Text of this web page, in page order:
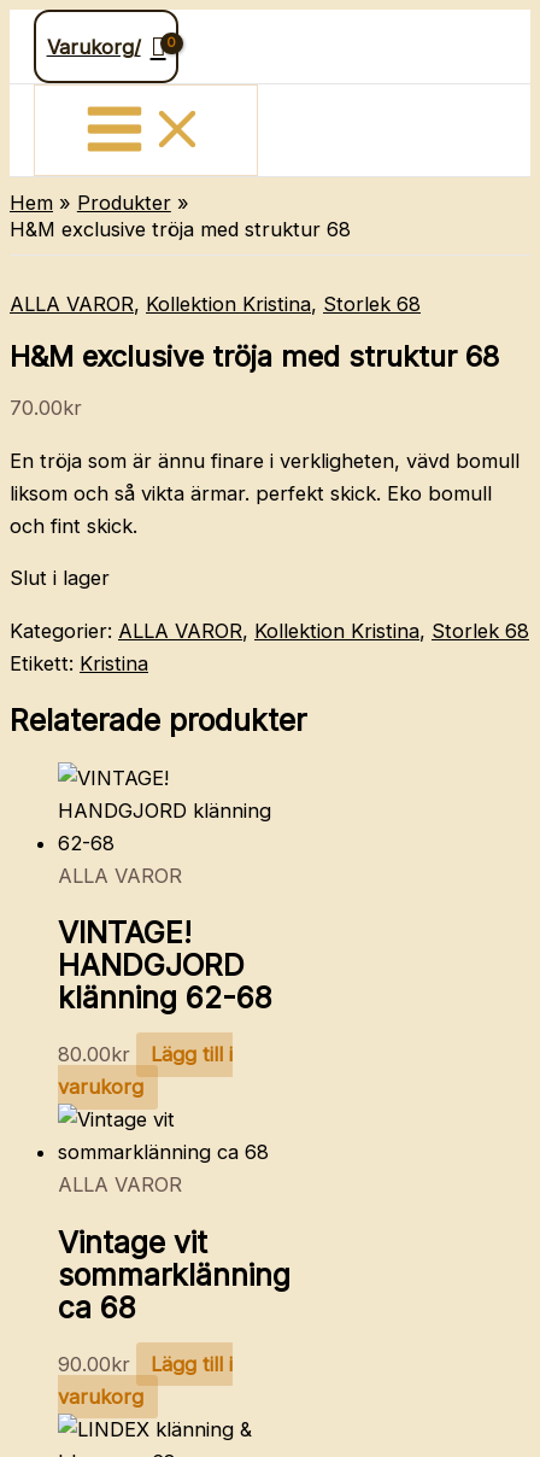
Hoppa
innehåll
Varukorg/
Hem
Produkter
H&M exclusive tröja med struktur 68
ALLA VAROR, Kollektion Kristina, Storlek 68
H&M exclusive tröja med struktur 68
70.00kr
En tröja som är ännu finare i verkligheten, vävd bomull
liksom och så vikta ärmar. perfekt skick. Eko bomull
och fint skick.
Slut i lager
Kategorier: ALLA VAROR, Kollektion Kristina, Storlek 68
Etikett: Kristina
Relaterade produkter
ALLA VAROR
VINTAGE!
HANDGJORD
klänning 62-68
80.00kr
Lägg till i
varukorg
ALLA VAROR
Vintage vit
sommarklänning
ca 68
90.00kr
Lägg till i
varukorg